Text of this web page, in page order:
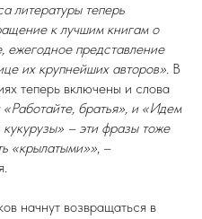
литературы теперь
к лучшим книгам о
ежегодное представление
их крупнейших авторов». В
теперь включены и слова
братья», и «Идем
– эти фразы тоже
«крылатыми»», –
начнут возвращаться в